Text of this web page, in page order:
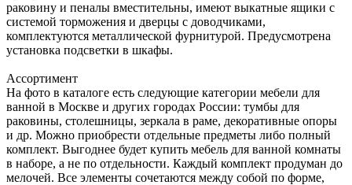
раковину и пеналы вместительны, имеют выкатные ящики с
системой торможения и дверцы с доводчиками,
комплектуются металлической фурнитурой. Предусмотрена
установка подсветки в шкафы.
Ассортимент
На фото в каталоге есть следующие категории мебели для
ванной в Москве и других городах России: тумбы для
раковины, столешницы, зеркала в раме, декоративные опоры
и др. Можно приобрести отдельные предметы либо полный
комплект. Выгоднее будет купить мебель для ванной комнаты
в наборе, а не по отдельности. Каждый комплект продуман до
мелочей. Все элементы сочетаются между собой по форме,